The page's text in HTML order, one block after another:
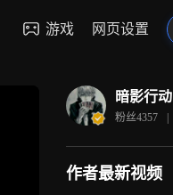
游戏 网页设置
暗影行动
粉丝4357 |
作者最新视频